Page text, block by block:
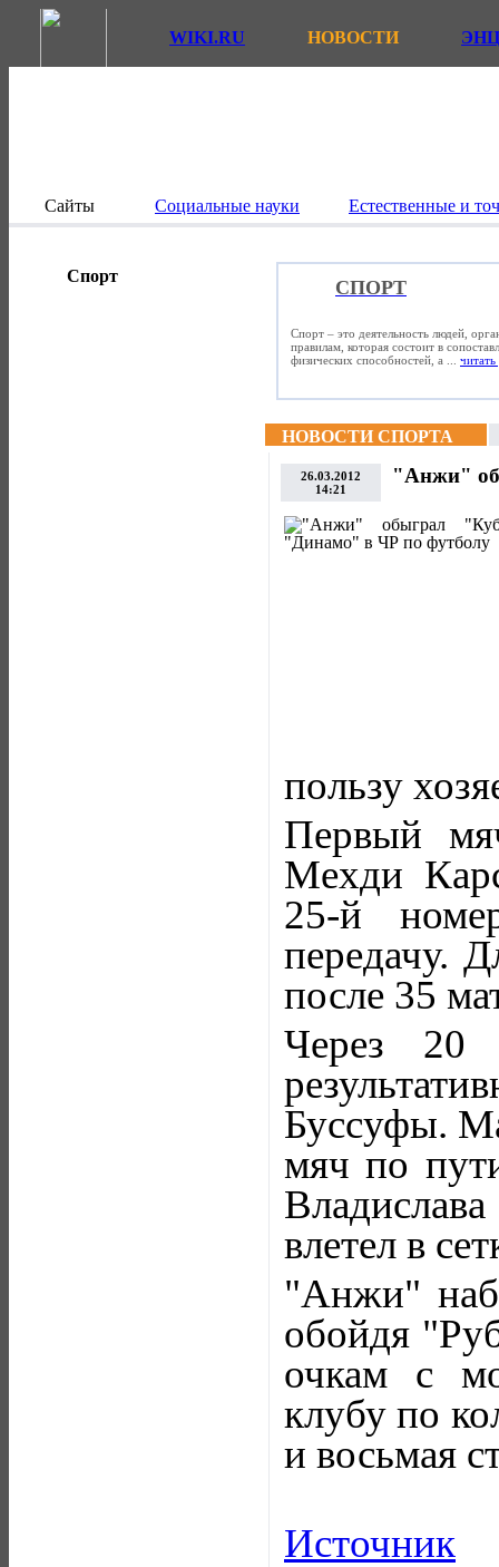
WIKI.RU НОВОСТИ
Сайты Социальные науки Естественные и
Спорт
СПОРТ
Спорт – это деятельность людей,
правилам, которая состоит в
физических способностей, а ... читать
НОВОСТИ СПОРТА
26.03.2012
14:21
"Анжи"
пользу
Первый
Мехди
25-й
передачу.
после 35
Через 20
Буссуфы.
мяч по
влетел в
"Анжи"
обойдя
очкам с
клубу по
и восьмая
Источник